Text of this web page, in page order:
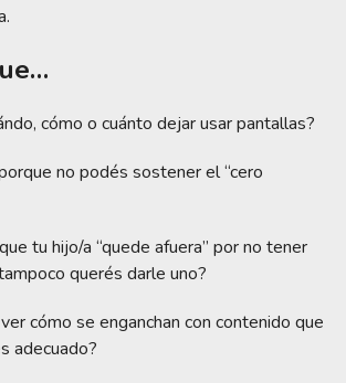
cómo o cuánto dejar usar pantallas?
no podés sostener el “cero
tu hijo/a “quede afuera” por no tener
querés darle uno?
cómo se enganchan con contenido que
adecuado?